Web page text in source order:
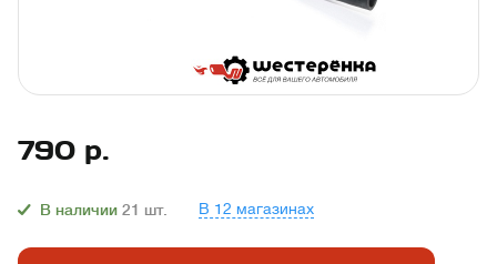
790 р.
В наличии 21 шт. В 12 магазинах